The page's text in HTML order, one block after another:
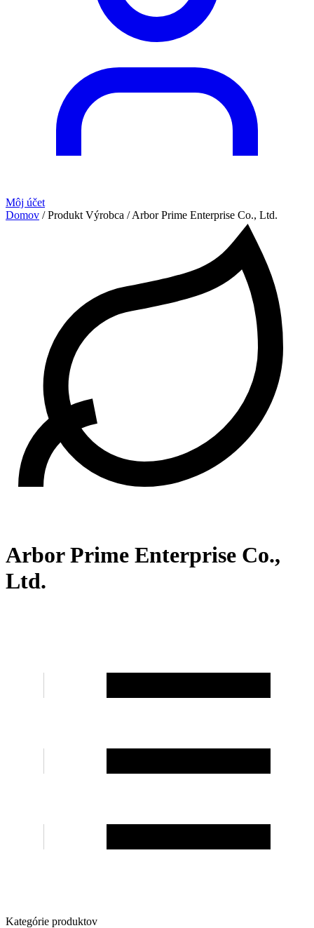
Môj účet
Domov / Produkt Výrobca / Arbor Prime Enterprise Co., Ltd.
Arbor Prime Enterprise Co.,
Ltd.
Kategórie produktov